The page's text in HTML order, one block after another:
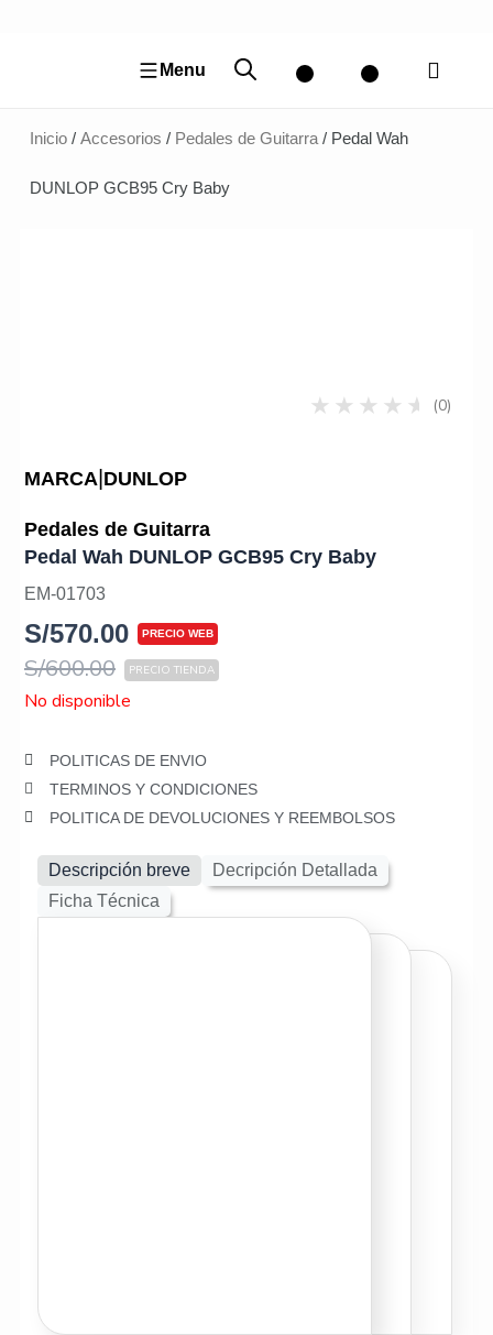
Menu
Inicio/ Accesorios / Pedales de Guitarra/ Pedal Wah
DUNLOP GCB95 Cry Baby
(0)
MARCA|DUNLOP
Pedales de Guitarra
Pedal Wah DUNLOP GCB95 Cry Baby
EM-01703
S/600.00
S/570.00
No disponible
POLITICAS DE ENVIO
TERMINOS Y CONDICIONES
POLITICA DE DEVOLUCIONES Y REEMBOLSOS
Descripción breve
Decripción Detallada
Ficha Técnica